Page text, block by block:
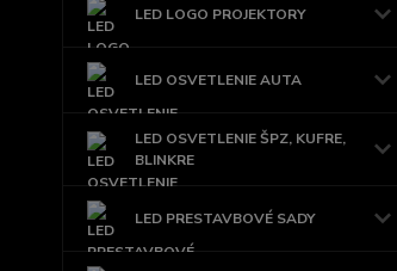
LED LOGO PROJEKTORY
LED OSVETLENIE AUTA
LED OSVETLENIE ŠPZ, KUFRE,
BLINKRE
LED PRESTAVBOVÉ SADY